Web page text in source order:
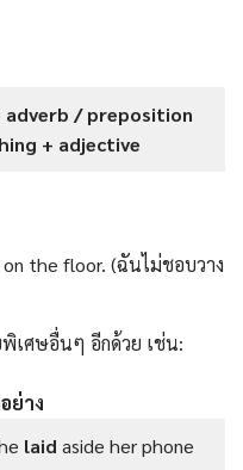
adverb / preposition
+ adjective
on the floor. (ฉันไม่ชอบวาง
เศษอื่นๆ อีกด้วย เช่น:
ย่าง
laid aside her phone